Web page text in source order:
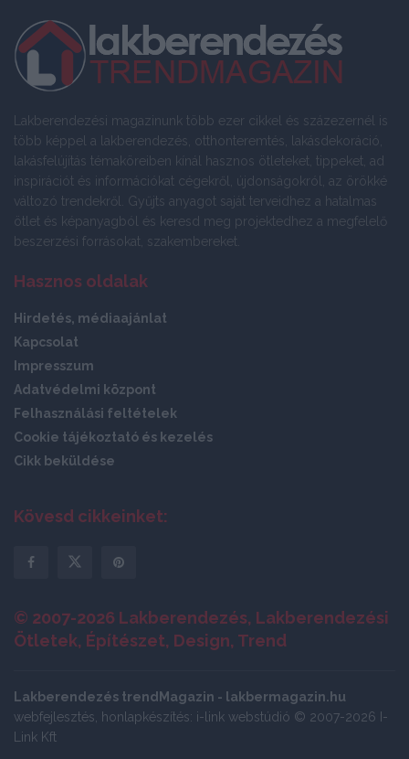
Lakberendezési magazinunk több ezer cikkel és százezernél is
több képpel a lakberendezés, otthonteremtés, lakásdekoráció,
lakásfelújítás témaköreiben kínál hasznos ötleteket, tippeket, ad
inspirációt és információkat cégekről, újdonságokról, az örökké
változó trendekről. Gyűjts anyagot saját terveidhez a hatalmas
ötlet és képanyagból és keresd meg projektedhez a megfelelő
beszerzési forrásokat, szakembereket.
Hasznos oldalak
Hirdetés, médiaajánlat
Kapcsolat
Impresszum
Adatvédelmi központ
Felhasználási feltételek
Cookie tájékoztató és kezelés
Cikk beküldése
Kövesd cikkeinket:
© 2007-2026 Lakberendezés, Lakberendezési
Ötletek, Építészet, Design, Trend
Lakberendezés trendMagazin - lakbermagazin.hu
webfejlesztés, honlapkészítés: i-link webstúdió © 2007-2026 I-
Link Kft